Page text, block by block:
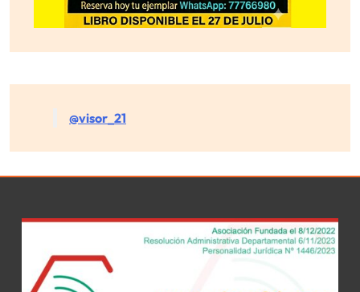
@visor_21